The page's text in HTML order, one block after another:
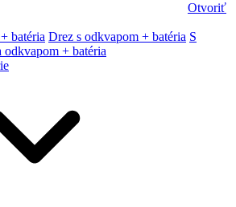
Otvoriť
batéria Drez s odkvapom + batéria S
odkvapom + batéria